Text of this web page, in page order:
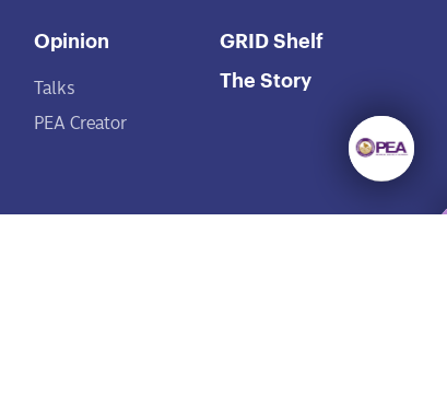
Opinion
Talks
PEA Creator
GRID Shelf
The Story